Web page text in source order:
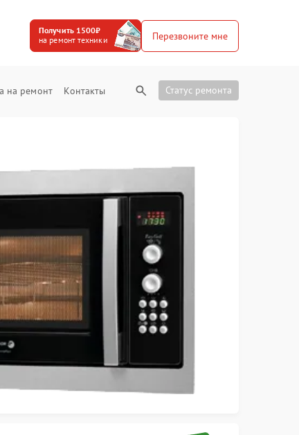
Получить 1500₽
на ремонт техники
Перезвоните мне
на ремонт Контакты Статус ремонта